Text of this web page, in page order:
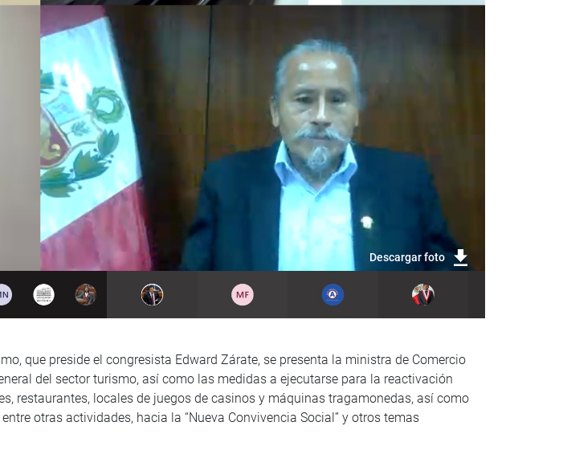
Descargar foto
que preside el congresista Edward Zárate, se presenta la ministra de Comercio
del sector turismo, así como las medidas a ejecutarse para la reactivación
restaurantes, locales de juegos de casinos y máquinas tragamonedas, así como
otras actividades, hacia la “Nueva Convivencia Social” y otros temas